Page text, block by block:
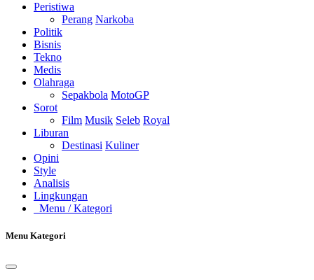
Peristiwa
Perang Narkoba
Politik
Bisnis
Tekno
Medis
Olahraga
Sepakbola MotoGP
Sorot
Film Musik Seleb Royal
Liburan
Destinasi Kuliner
Opini
Style
Analisis
Lingkungan
Menu / Kategori
Menu Kategori